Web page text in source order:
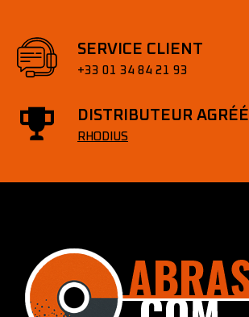
SERVICE CLIENT
+33 01 34 84 21 93
DISTRIBUTEUR AGRÉÉ
RHODIUS